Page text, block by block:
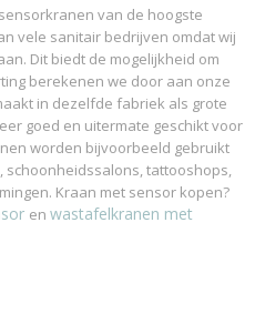
van de hoogste
vele sanitair bedrijven omdat wij
Dit biedt de mogelijkheid om
berekenen we door aan onze
in dezelfde fabriek als grote
goed en uitermate geschikt voor
worden bijvoorbeeld gebruikt
tattooshops,
Kraan met sensor kopen?
en wastafelkranen met